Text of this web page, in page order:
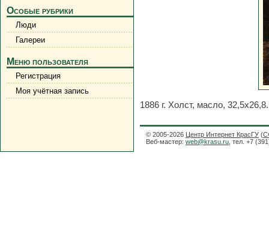
Особые рубрики
Люди
Галереи
Меню пользователя
Регистрация
Моя учётная запись
1886 г. Холст, масло,
© 2005-2026 Центр Интернет КрасГУ (
Веб-мастер: web@krasu.ru , тел. +7